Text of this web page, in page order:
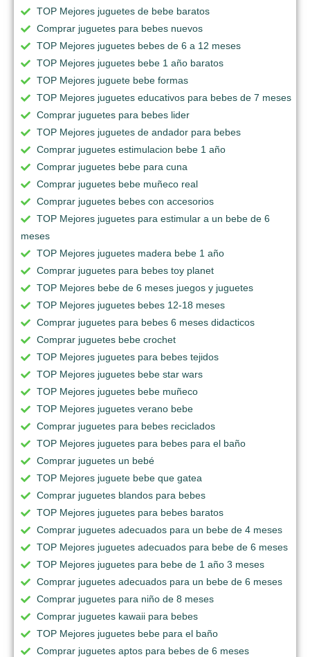
TOP Mejores juguetes de bebe baratos
Comprar juguetes para bebes nuevos
TOP Mejores juguetes bebes de 6 a 12 meses
TOP Mejores juguetes bebe 1 año baratos
TOP Mejores juguete bebe formas
TOP Mejores juguetes educativos para bebes de 7 meses
Comprar juguetes para bebes lider
TOP Mejores juguetes de andador para bebes
Comprar juguetes estimulacion bebe 1 año
Comprar juguetes bebe para cuna
Comprar juguetes bebe muñeco real
Comprar juguetes bebes con accesorios
TOP Mejores juguetes para estimular a un bebe de 6
meses
TOP Mejores juguetes madera bebe 1 año
Comprar juguetes para bebes toy planet
TOP Mejores bebe de 6 meses juegos y juguetes
TOP Mejores juguetes bebes 12-18 meses
Comprar juguetes para bebes 6 meses didacticos
Comprar juguetes bebe crochet
TOP Mejores juguetes para bebes tejidos
TOP Mejores juguetes bebe star wars
TOP Mejores juguetes bebe muñeco
TOP Mejores juguetes verano bebe
Comprar juguetes para bebes reciclados
TOP Mejores juguetes para bebes para el baño
Comprar juguetes un bebé
TOP Mejores juguete bebe que gatea
Comprar juguetes blandos para bebes
TOP Mejores juguetes para bebes baratos
Comprar juguetes adecuados para un bebe de 4 meses
TOP Mejores juguetes adecuados para bebe de 6 meses
TOP Mejores juguetes para bebe de 1 año 3 meses
Comprar juguetes adecuados para un bebe de 6 meses
Comprar juguetes para niño de 8 meses
Comprar juguetes kawaii para bebes
TOP Mejores juguetes bebe para el baño
Comprar juguetes aptos para bebes de 6 meses